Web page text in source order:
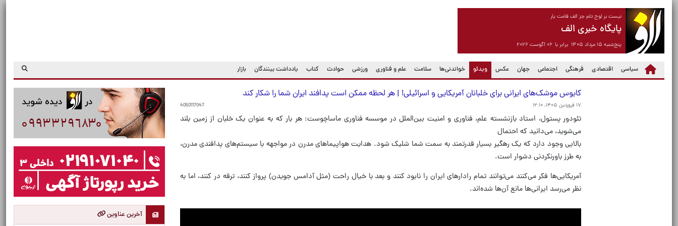
نیست بر لوح دلم جز الف قامت یار
پایگاه خبری الف
پنج‌شنبه ۱۵ مرداد ۱۴۰۵ برابر با ۰۶ آگوست ۲۰۲۶
سیاسی اقتصادی فرهنگی اجتماعی جهان عکس ویدئو
(current) خواندنی‌ها سلامت علم و فناوری ورزشی حوادث کتاب یادداشت بینندگان بازار
کابوس موشک‌های ایرانی برای خلبانان آمریکایی و اسرائیلی! | هر لحظه ممکن است پدافند ایران شما را شکار کند
۱۷ فروردین ۱۴۰۵، ۱۲:۱۰ 4050117047
تئودور پستول، استاد بازنشسته علم، فناوری و امنیت بین‌الملل در موسسه فناوری ماساچوست: هر بار که به عنوان یک خلبان از زمین بلند
می‌شوید، می‌دانید که احتمال
بالایی وجود دارد که یک رهگیر بسیار قدرتمند به سمت شما شلیک شود. هدایت هواپیماهای مدرن در مواجهه با سیستم‌های پدافندی مدرن،
به طرز باورنکردنی دشوار است.
آمریکایی‌ها فکر می‌کنند می‌توانند تمام رادارهای ایران را نابود کنند و بعد با خیال راحت (مثل آدامس جویدن) پرواز کنند، ترقه در کنند، اما به
نظر می‌رسد ایرانی‌ها مانع آن‌ها شده‌اند.
آخرین عناوین